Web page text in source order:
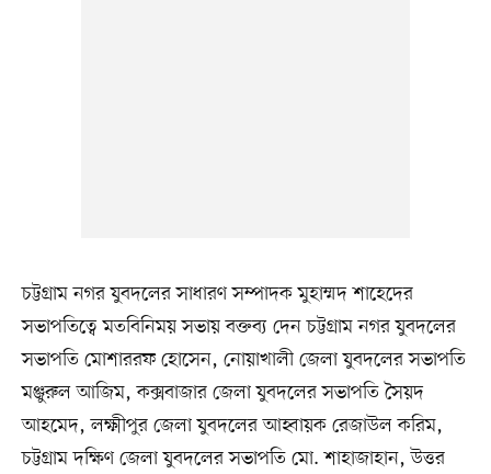
চট্টগ্রাম নগর যুবদলের সাধারণ সম্পাদক মুহাম্মদ শাহেদের
সভাপতিত্বে মতবিনিময় সভায় বক্তব্য দেন চট্টগ্রাম নগর যুবদলের
সভাপতি মোশাররফ হোসেন, নোয়াখালী জেলা যুবদলের সভাপতি
মঞ্জুরুল আজিম, কক্সবাজার জেলা যুবদলের সভাপতি সৈয়দ
আহমেদ, লক্ষ্মীপুর জেলা যুবদলের আহ্বায়ক রেজাউল করিম,
চট্টগ্রাম দক্ষিণ জেলা যুবদলের সভাপতি মো. শাহাজাহান, উত্তর